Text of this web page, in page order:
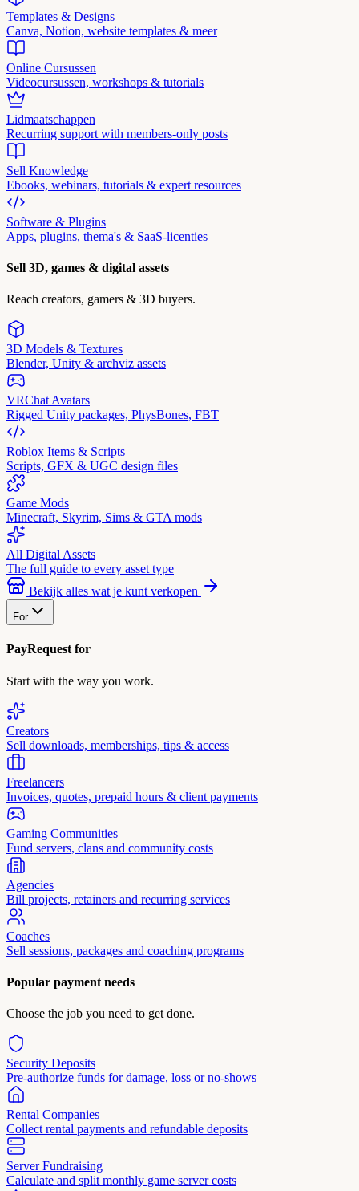
Templates & Designs
Canva, Notion, website templates & meer
Online Cursussen
Videocursussen, workshops & tutorials
Lidmaatschappen
Recurring support with members-only posts
Sell Knowledge
Ebooks, webinars, tutorials & expert resources
Software & Plugins
Apps, plugins, thema's & SaaS-licenties
Sell 3D, games & digital assets
Reach creators, gamers & 3D buyers.
3D Models & Textures
Blender, Unity & archviz assets
VRChat Avatars
Rigged Unity packages, PhysBones, FBT
Roblox Items & Scripts
Scripts, GFX & UGC design files
Game Mods
Minecraft, Skyrim, Sims & GTA mods
All Digital Assets
The full guide to every asset type
Bekijk alles wat je kunt verkopen
For
PayRequest for
Start with the way you work.
Creators
Sell downloads, memberships, tips & access
Freelancers
Invoices, quotes, prepaid hours & client payments
Gaming Communities
Fund servers, clans and community costs
Agencies
Bill projects, retainers and recurring services
Coaches
Sell sessions, packages and coaching programs
Popular payment needs
Choose the job you need to get done.
Security Deposits
Pre-authorize funds for damage, loss or no-shows
Rental Companies
Collect rental payments and refundable deposits
Server Fundraising
Calculate and split monthly game server costs